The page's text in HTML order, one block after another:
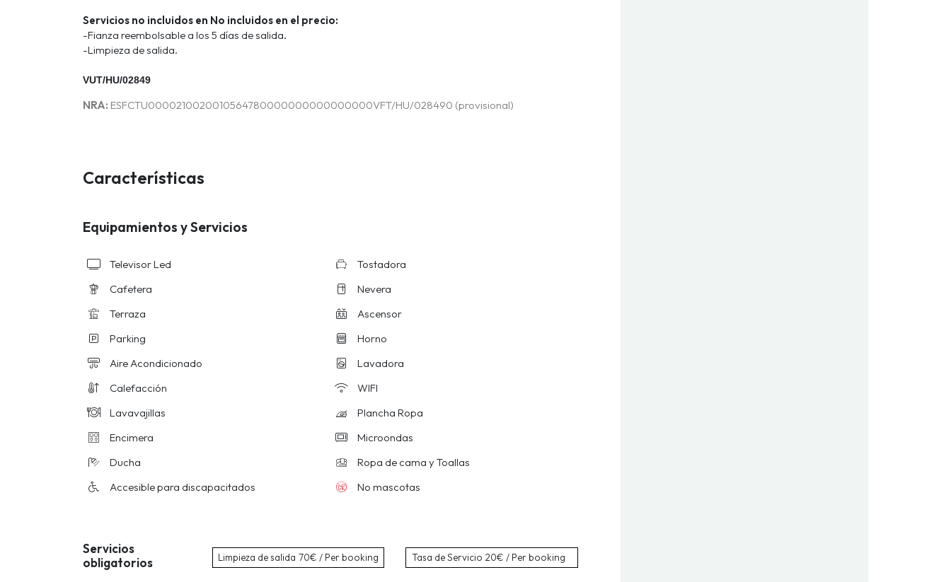
Servicios no incluidos en No incluidos en el precio:
-Fianza reembolsable a los 5 días de salida.
-Limpieza de salida.
VUT/HU/02849
NRA: ESFCTU0000210020010564780000000000000000VFT/HU/028490 (provisional)
Características
Equipamientos y Servicios
Televisor Led
Tostadora
Cafetera
Nevera
Terraza
Ascensor
Parking
Horno
Aire Acondicionado
Lavadora
Calefacción
WIFI
Lavavajillas
Plancha Ropa
Encimera
Microondas
Ducha
Ropa de cama y Toallas
Accesible para discapacitados
No mascotas
Servicios
obligatorios
Limpieza de salida 70€ / Per booking Tasa de Servicio 20€ / Per booking